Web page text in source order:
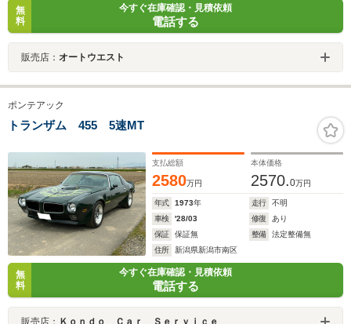
無
料
今すぐ在庫確認・見積依頼
電話する
販売店： オートウエスト
ポンテアック
トランザム 455 5速MT
支払総額
2580万円
本体価格
2570.0万円
年式 1973年 走行
不明
車検
'28/03 修復
あり
保証
保証無 整備
法定整備無
住所
新潟県新潟市南区
無
料
今すぐ在庫確認・見積依頼
電話する
販売店： Ｋｏｎｄｏ Ｃａｒ Ｓｅｒｖｉｃｅ